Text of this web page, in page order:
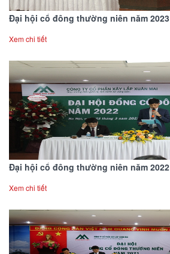
Đại hội cổ đông thường niên năm 2023
Xem chi tiết
Đại hội cổ đông thường niên năm 2022
Xem chi tiết